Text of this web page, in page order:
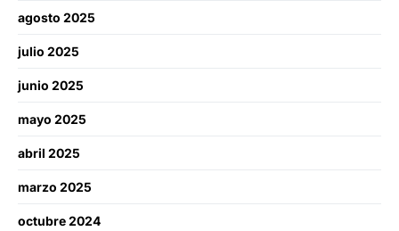
agosto 2025
julio 2025
junio 2025
mayo 2025
abril 2025
marzo 2025
octubre 2024